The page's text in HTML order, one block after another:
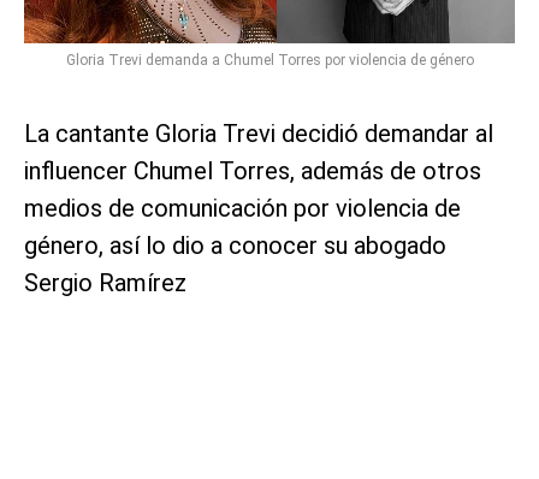
Gloria Trevi demanda a Chumel Torres por violencia de género
La cantante Gloria Trevi decidió demandar al
influencer Chumel Torres, además de otros
medios de comunicación por violencia de
género, así lo dio a conocer su abogado
Sergio Ramírez